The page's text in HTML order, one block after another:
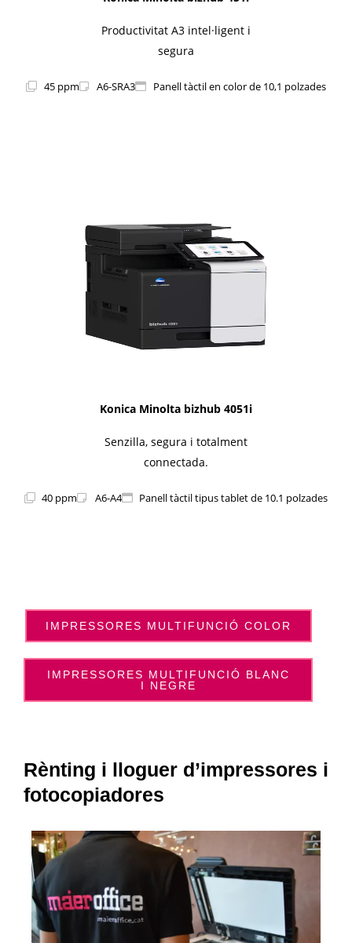
Productivitat A3 intel·ligent i
segura
45 ppm A6-SRA3 Panell tàctil en color de 10,1 polzades
Konica Minolta bizhub 4051i
Senzilla, segura i totalment
connectada.
40 ppm A6-A4 Panell tàctil tipus tablet de 10.1 polzades
IMPRESSORES MULTIFUNCIÓ COLOR
IMPRESSORES MULTIFUNCIÓ BLANC
I NEGRE
Rènting i lloguer d’impressores i
fotocopiadores